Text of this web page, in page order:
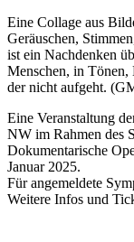
Eine Collage aus
Geräuschen,
ist ein Nachdenken
Menschen, in Tönen,
der nicht aufgeht.
Eine Veranstaltung
NW im Rahmen des
Dokumentarische
Januar 2025.
Für angemeldete
Weitere Infos und